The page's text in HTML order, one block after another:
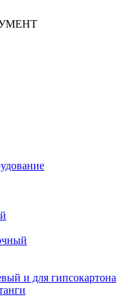
и для гипсокартона